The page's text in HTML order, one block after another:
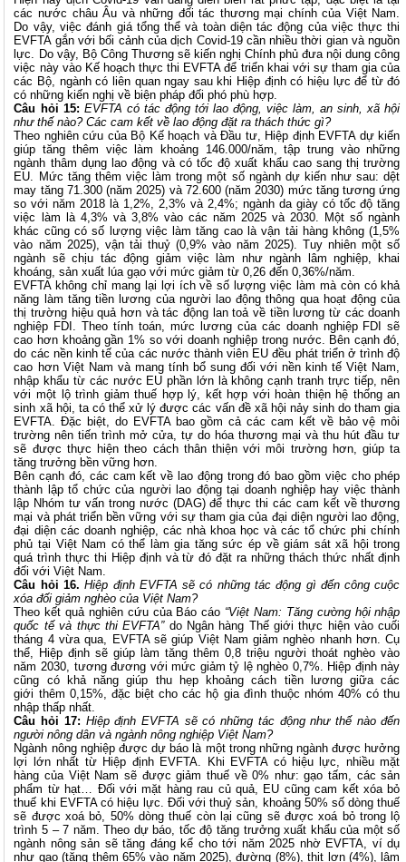
các nước châu Âu và những đối tác thương mại chính của Việt Nam.
Do vậy, việc đánh giá tổng thể và toàn diện tác động của việc thực thi
EVFTA gắn với bối cảnh của dịch Covid-19 cần nhiều thời gian và nguồn
lực. Do vậy, Bộ Công Thương sẽ kiến nghị Chính phủ đưa nội dung công
việc này vào Kế hoạch thực thi EVFTA để triển khai với sự tham gia của
các Bộ, ngành có liên quan ngay sau khi Hiệp định có hiệu lực để từ đó
có những kiến nghị về biện pháp đối phó phù hợp.
Câu hỏi 15: EVFTA có tác động tới lao động, việc làm, an sinh, xã hội
như thế nào? Các cam kết về lao động đặt ra thách thức gì?
Theo nghiên cứu của Bộ Kế hoạch và Đầu tư, Hiệp định EVFTA dự kiến
giúp tăng thêm việc làm khoảng 146.000/năm, tập trung vào những
ngành thâm dụng lao động và có tốc độ xuất khẩu cao sang thị trường
EU. Mức tăng thêm việc làm trong một số ngành dự kiến như sau: dệt
may tăng 71.300 (năm 2025) và 72.600 (năm 2030) mức tăng tương ứng
so với năm 2018 là 1,2%, 2,3% và 2,4%; ngành da giày có tốc độ tăng
việc làm là 4,3% và 3,8% vào các năm 2025 và 2030. Một số ngành
khác cũng có số lượng việc làm tăng cao là vận tải hàng không (1,5%
vào năm 2025), vận tải thuỷ (0,9% vào năm 2025). Tuy nhiên một số
ngành sẽ chịu tác động giảm việc làm như ngành lâm nghiệp, khai
khoáng, sản xuất lúa gạo với mức giảm từ 0,26 đến 0,36%/năm.
EVFTA không chỉ mang lại lợi ích về số lượng việc làm mà còn có khả
năng làm tăng tiền lương của người lao động thông qua hoạt động của
thị trường hiệu quả hơn và tác động lan toả về tiền lương từ các doanh
nghiệp FDI. Theo tính toán, mức lương của các doanh nghiệp FDI sẽ
cao hơn khoảng gần 1% so với doanh nghiệp trong nước. Bên cạnh đó,
do các nền kinh tế của các nước thành viên EU đều phát triển ở trình độ
cao hơn Việt Nam và mang tính bổ sung đối với nền kinh tế Việt Nam,
nhập khẩu từ các nước EU phần lớn là không cạnh tranh trực tiếp, nên
với một lộ trình giảm thuế hợp lý, kết hợp với hoàn thiện hệ thống an
sinh xã hội, ta có thể xử lý được các vấn đề xã hội nảy sinh do tham gia
EVFTA. Đặc biệt, do EVFTA bao gồm cả các cam kết về bảo vệ môi
trường nên tiến trình mở cửa, tự do hóa thương mại và thu hút đầu tư
sẽ được thực hiện theo cách thân thiện với môi trường hơn, giúp ta
tăng trưởng bền vững hơn.
Bên cạnh đó, các cam kết về lao động trong đó bao gồm việc cho phép
thành lập tổ chức của người lao động tại doanh nghiệp hay việc thành
lập Nhóm tư vấn trong nước (DAG) để thực thi các cam kết về thương
mại và phát triển bền vững với sự tham gia của đại diện người lao động,
đại diện các doanh nghiệp, các nhà khoa học và các tổ chức phi chính
phủ tại Việt Nam có thể làm gia tăng sức ép về giám sát xã hội trong
quá trình thực thi Hiệp định và từ đó đặt ra những thách thức nhất định
đối với Việt Nam.
Câu hỏi 16.Hiệp định EVFTA sẽ có những tác động gì đến công cuộc
xóa đối giảm nghèo của Việt Nam?
Theo kết quả nghiên cứu của Báo cáo “Việt Nam: Tăng cường hội nhập
quốc tế và thực thi EVFTA”do Ngân hàng Thế giới thực hiện vào cuối
tháng 4 vừa qua, EVFTA sẽ giúp Việt Nam giảm nghèo nhanh hơn. Cụ
thể, Hiệp định sẽ giúp làm tăng thêm 0,8 triệu người thoát nghèo vào
năm 2030, tương đương với mức giảm tỷ lệ nghèo 0,7%. Hiệp định này
cũng có khả năng giúp thu hẹp khoảng cách tiền lương giữa các
giới thêm 0,15%, đặc biệt cho các hộ gia đình thuộc nhóm 40% có thu
nhập thấp nhất.
Câu hỏi 17: Hiệp định EVFTA sẽ có những tác động như thế nào đến
người nông dân và ngành nông nghiệp Việt Nam?
Ngành nông nghiệp được dự báo là một trong những ngành được hưởng
lợi lớn nhất từ Hiệp định EVFTA. Khi EVFTA có hiệu lực, nhiều mặt
hàng của Việt Nam sẽ được giảm thuế về 0% như: gạo tấm, các sản
phẩm từ hạt… Đối với mặt hàng rau củ quả, EU cũng cam kết xóa bỏ
thuế khi EVFTA có hiệu lực. Đối với thuỷ sản, khoảng 50% số dòng thuế
sẽ được xoá bỏ, 50% dòng thuế còn lại cũng sẽ được xoá bỏ trong lộ
trình 5 – 7 năm. Theo dự báo, tốc độ tăng trưởng xuất khẩu của một số
ngành nông sản sẽ tăng đáng kể cho tới năm 2025 nhờ EVFTA, ví dụ
như gạo (tăng thêm 65% vào năm 2025), đường (8%), thịt lợn (4%), lâm